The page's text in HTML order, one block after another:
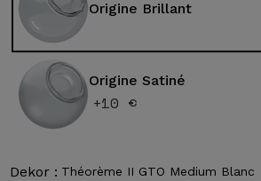
Origine Brillant
Origine Satiné
+10 €
Dekor : Théorème II GTO Medium Blanc